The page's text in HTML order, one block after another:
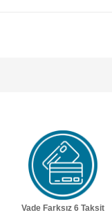
Vade Farksız 6 Taksit